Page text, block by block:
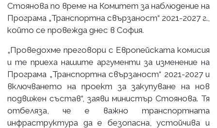
Стоянова по време на Комитет за наблюдение на
Програма „Транспортна свързаност“ 2021-2027 г.,
който се провежда днес в София.
„Проведохме преговори с Европейската комисия
и те приеха нашите аргументи за изменение на
Програма „Транспортна свързаност“ 2021-2027 и
включването на проект за закупуване на нов
подвижен състав“, заяви министър Стоянова. Тя
отбеляза, че е важно транспортната
инфраструктура да е безопасна, устойчива и